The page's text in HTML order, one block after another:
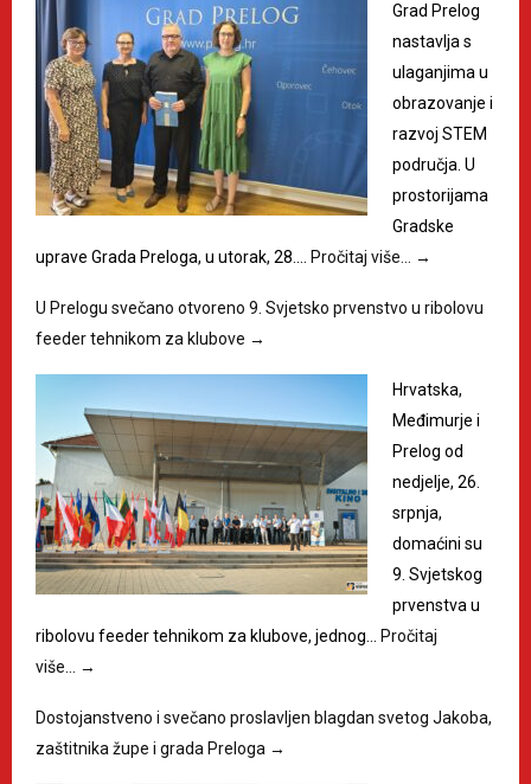
Grad Prelog
nastavlja s
ulaganjima u
obrazovanje i
razvoj STEM
područja. U
prostorijama
Gradske
uprave Grada Preloga, u utorak, 28.…
Pročitaj više… →
U Prelogu svečano otvoreno 9. Svjetsko prvenstvo u ribolovu
feeder tehnikom za klubove →
Hrvatska,
Međimurje i
Prelog od
nedjelje, 26.
srpnja,
domaćini su
9. Svjetskog
prvenstva u
ribolovu feeder tehnikom za klubove, jednog…
Pročitaj
više…
→
Dostojanstveno i svečano proslavljen blagdan svetog Jakoba,
zaštitnika župe i grada Preloga →